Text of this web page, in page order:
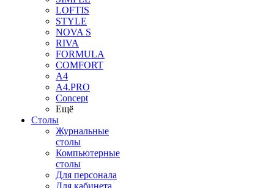
LOFTIS
STYLE
NOVA S
RIVA
FORMULA
COMFORT
A4
A4.PRO
Concept
Ещё
Столы
Журнальные
столы
Компьютерные
столы
Для персонала
Для кабинета